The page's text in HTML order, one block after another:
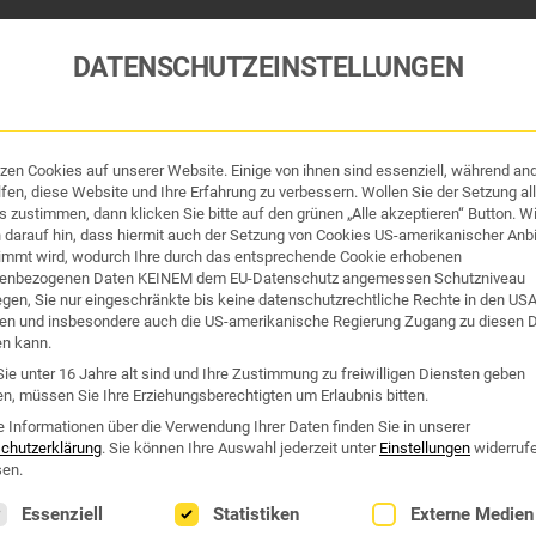
und Hygiene Organe & Organ-Uhr
Westend Online-Shop: Sicher, schnell und 24/7 für Sie da!
Gratisversand ab €50
SONNENBRAND
Sonnenbrand“
DATENSCHUTZEINSTELLUNGEN
Cookies auf unserer Website. Einige von ihnen sind essenziell, während
diese Website und Ihre Erfahrung zu verbessern. Wollen Sie der Setzung
zustimmen, dann klicken Sie bitte auf den grünen „Alle akzeptieren“ Button.
hin, dass hiermit auch der Setzung von Cookies US-amerikanischer
wird, wodurch Ihre durch das entsprechende Cookie erhobenen
Daten KEINEM dem EU-Datenschutz angemessen Schutzniveau
Sie nur eingeschränkte bis keine datenschutzrechtliche Rechte in den USA
und insbesondere auch die US-amerikanische Regierung Zugang zu diesen
kann.
unter 16 Jahre alt sind und Ihre Zustimmung zu freiwilligen Diensten geben
müssen Sie Ihre Erziehungsberechtigten um Erlaubnis bitten.
Informationen über die Verwendung Ihrer Daten finden Sie in unserer
. Sie können Ihre Auswahl jederzeit unter Einstellungen
eine Liste der Service-Gruppen, für die eine Einwilligung
Essenziell Statistiken Externe Medien